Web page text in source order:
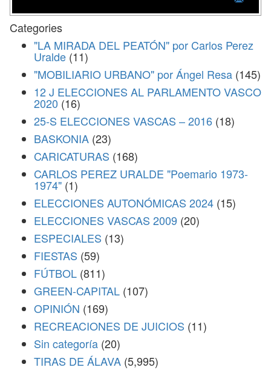
Categories
"LA MIRADA DEL PEATÓN" por Carlos Perez
Uralde (11)
"MOBILIARIO URBANO" por Ángel Resa (145)
12 J ELECCIONES AL PARLAMENTO VASCO
2020 (16)
25-S ELECCIONES VASCAS – 2016 (18)
BASKONIA (23)
CARICATURAS (168)
CARLOS PEREZ URALDE "Poemario 1973-
1974" (1)
ELECCIONES AUTONÓMICAS 2024 (15)
ELECCIONES VASCAS 2009 (20)
ESPECIALES (13)
FIESTAS (59)
FÚTBOL (811)
GREEN-CAPITAL (107)
OPINIÓN (169)
RECREACIONES DE JUICIOS (11)
Sin categoría (20)
TIRAS DE ÁLAVA (5,995)